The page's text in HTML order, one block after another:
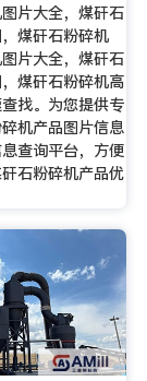
片大全，煤矸石
煤矸石粉碎机
片大全，煤矸石
煤矸石粉碎机高
找。为您提供专
机产品图片信息
查询平台，方便
石粉碎机产品优